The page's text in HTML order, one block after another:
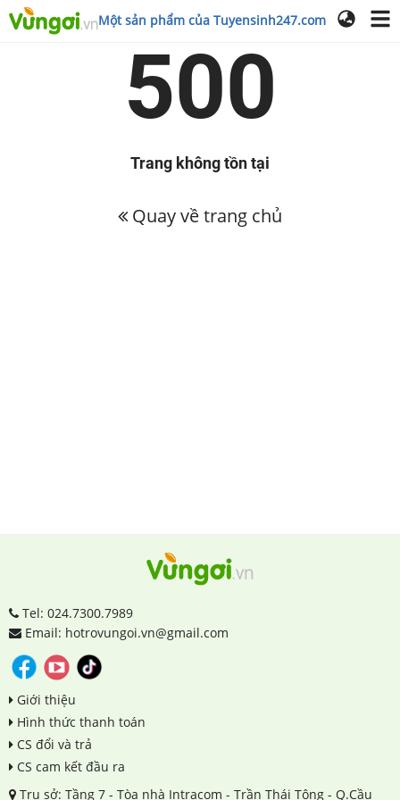
Một sản phẩm của Tuyensinh247.com
500
Trang không tồn tại
Quay về trang chủ
Tel: 024.7300.7989
Email: hotrovungoi.vn@gmail.com
Giới thiệu
Hình thức thanh toán
CS đổi và trả
CS cam kết đầu ra
Trụ sở: Tầng 7 - Tòa nhà Intracom - Trần Thái Tông - Q.Cầu